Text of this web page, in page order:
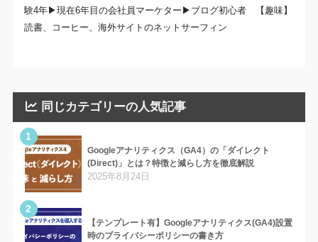
験4年▶現在6年目の会社員マーケター▶ブログ初心者 【趣味】
読書、コーヒー、海外サイトのネットサーフィン
同じカテゴリーの人気記事
1
Googleアナリティクス（GA4）の「ダイレクト
(Direct)」とは？特徴と減らし方を徹底解説
2025年8月24日
2
【テンプレート有】Googleアナリティクス(GA4)設置
時のプライバシーポリシーの書き方